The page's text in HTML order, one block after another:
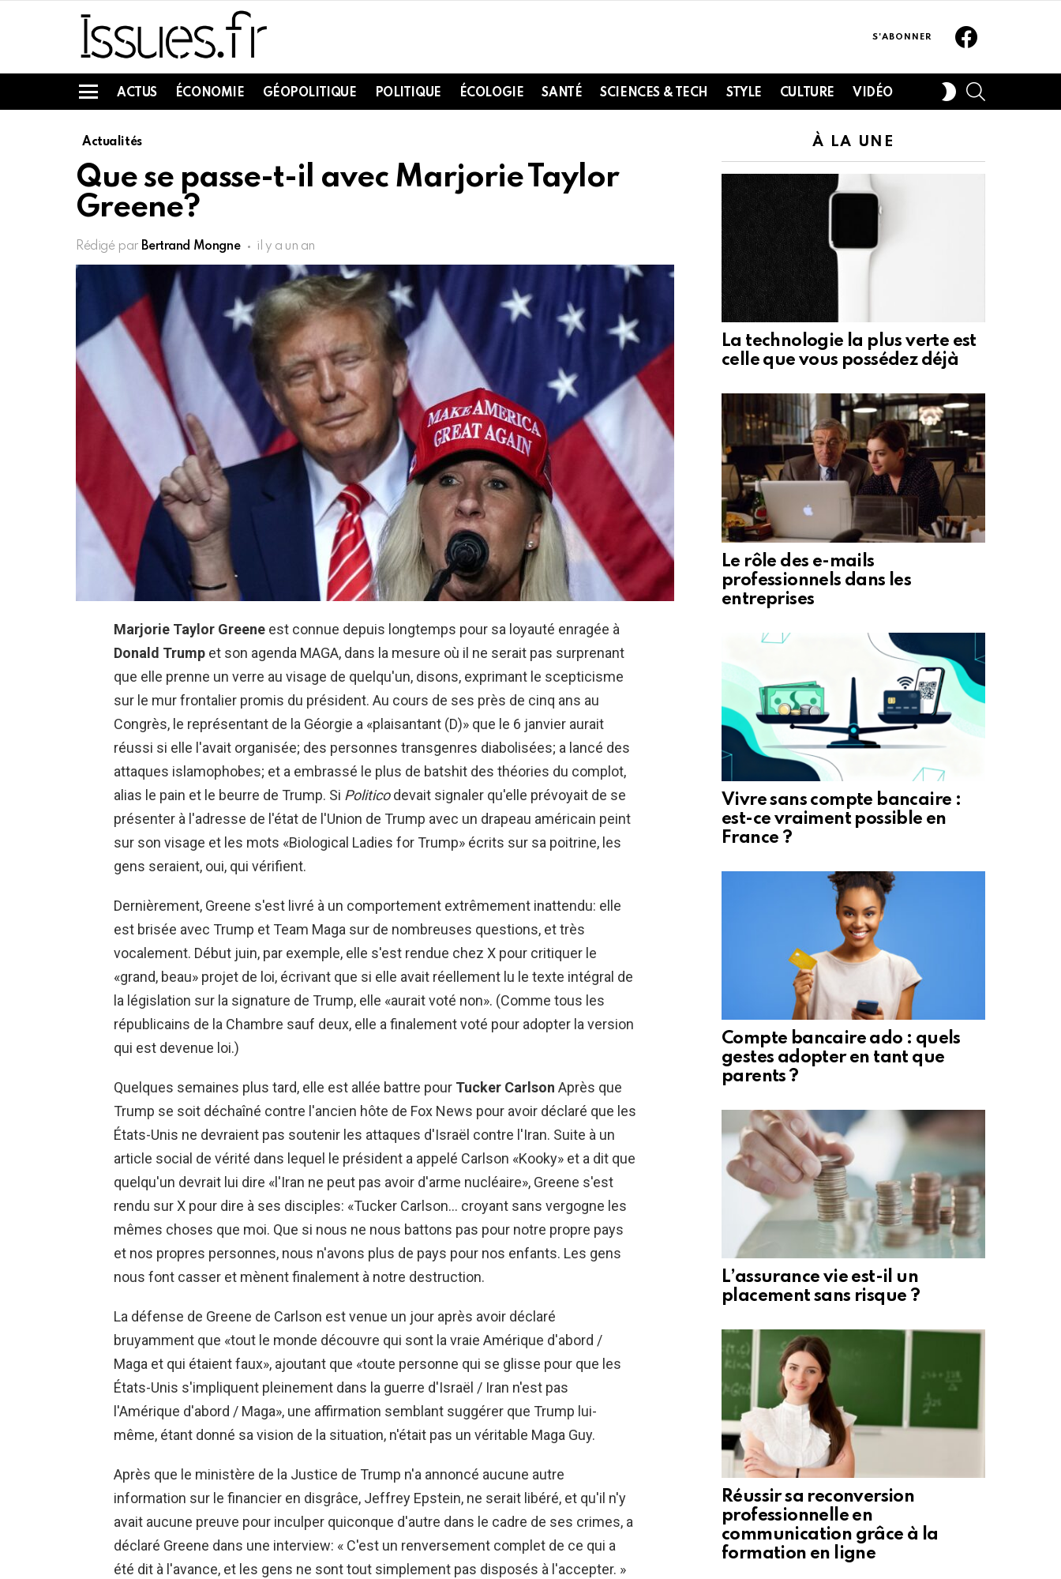
S'ABONNER
Menu
ACTUS ÉCONOMIE GÉOPOLITIQUE POLITIQUE ÉCOLOGIE SANTÉ SCIENCES & TECH STYLE CULTURE VIDÉO
SWITCH
SKIN
Actualités
Que se passe-t-il avec Marjorie Taylor
Greene?
Rédigé par Bertrand Mongne il y a un an
Marjorie Taylor Greene est connue depuis longtemps pour sa loyauté enragée à
Donald Trump et son agenda MAGA, dans la mesure où il ne serait pas surprenant
que elle prenne un verre au visage de quelqu'un, disons, exprimant le scepticisme
sur le mur frontalier promis du président. Au cours de ses près de cinq ans au
Congrès, le représentant de la Géorgie a «plaisantant (D)» que le 6 janvier aurait
réussi si elle l'avait organisée; des personnes transgenres diabolisées; a lancé des
attaques islamophobes; et a embrassé le plus de batshit des théories du complot,
alias le pain et le beurre de Trump. Si Politicodevait signaler qu'elle prévoyait de se
présenter à l'adresse de l'état de l'Union de Trump avec un drapeau américain peint
sur son visage et les mots «Biological Ladies for Trump» écrits sur sa poitrine, les
gens seraient, oui, qui vérifient.
Dernièrement, Greene s'est livré à un comportement extrêmement inattendu: elle
est brisée avec Trump et Team Maga sur de nombreuses questions, et très
vocalement. Début juin, par exemple, elle s'est rendue chez X pour critiquer le
«grand, beau» projet de loi, écrivant que si elle avait réellement lu le texte intégral de
la législation sur la signature de Trump, elle «aurait voté non». (Comme tous les
républicains de la Chambre sauf deux, elle a finalement voté pour adopter la version
qui est devenue loi.)
Quelques semaines plus tard, elle est allée battre pour Tucker Carlson Après que
Trump se soit déchaîné contre l'ancien hôte de Fox News pour avoir déclaré que les
États-Unis ne devraient pas soutenir les attaques d'Israël contre l'Iran. Suite à un
article social de vérité dans lequel le président a appelé Carlson «Kooky» et a dit que
quelqu'un devrait lui dire «l'Iran ne peut pas avoir d'arme nucléaire», Greene s'est
rendu sur X pour dire à ses disciples: «Tucker Carlson… croyant sans vergogne les
mêmes choses que moi. Que si nous ne nous battons pas pour notre propre pays
et nos propres personnes, nous n'avons plus de pays pour nos enfants. Les gens
nous font casser et mènent finalement à notre destruction.
La défense de Greene de Carlson est venue un jour après avoir déclaré
bruyamment que «tout le monde découvre qui sont la vraie Amérique d'abord /
Maga et qui étaient faux», ajoutant que «toute personne qui se glisse pour que les
États-Unis s'impliquent pleinement dans la guerre d'Israël / Iran n'est pas
l'Amérique d'abord / Maga», une affirmation semblant suggérer que Trump lui-
même, étant donné sa vision de la situation, n'était pas un véritable Maga Guy.
Après que le ministère de la Justice de Trump n'a annoncé aucune autre
information sur le financier en disgrâce, Jeffrey Epstein, ne serait libéré, et qu'il n'y
avait aucune preuve pour inculper quiconque d'autre dans le cadre de ses crimes, a
déclaré Greene dans une interview: « C'est un renversement complet de ce qui a
été dit à l'avance, et les gens ne sont tout simplement pas disposés à l'accepter. »
À LA UNE
La technologie la plus verte est
celle que vous possédez déjà
Le rôle des e-mails
professionnels dans les
entreprises
Vivre sans compte bancaire :
est-ce vraiment possible en
France ?
Compte bancaire ado : quels
gestes adopter en tant que
parents ?
L’assurance vie est-il un
placement sans risque ?
Réussir sa reconversion
professionnelle en
communication grâce à la
formation en ligne